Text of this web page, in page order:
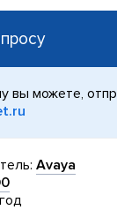
вы можете,
Avaya